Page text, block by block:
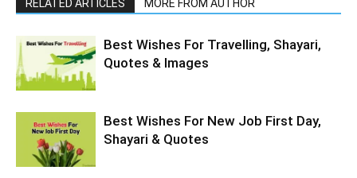
RELATED ARTICLES MORE FROM AUTHOR
Best Wishes For Travelling, Shayari,
Quotes & Images
Best Wishes For New Job First Day,
Shayari & Quotes